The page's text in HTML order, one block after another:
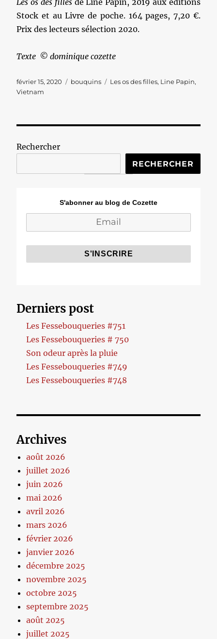
Les os des fillesde Line Papin, 2019 aux éditions
Stock et au Livre de poche. 164 pages, 7,20 €.
Prix des lecteurs sélection 2020.
Texte © dominique cozette
Publié
le
février 15, 2020 Catégories
bouquins Étiquettes
Les os des filles, Line Papin,
Vietnam
Rechercher
RECHERCHER
S'abonner au blog de Cozette
Derniers post
Les Fessebouqueries #751
Les Fessebouqueries # 750
Son odeur après la pluie
Les Fessebouqueries #749
Les Fessebouqueries #748
Archives
août 2026
juillet 2026
juin 2026
mai 2026
avril 2026
mars 2026
février 2026
janvier 2026
décembre 2025
novembre 2025
octobre 2025
septembre 2025
août 2025
juillet 2025